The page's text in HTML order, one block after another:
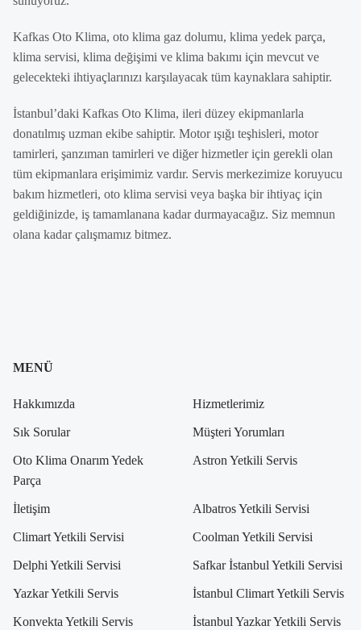
Kafkas Oto Klima, oto klima gaz dolumu, klima yedek parça,
klima servisi, klima değişimi ve klima bakımı için mevcut ve
gelecekteki ihtiyaçlarınızı karşılayacak tüm kaynaklara sahiptir.
İstanbul’daki Kafkas Oto Klima, ileri düzey ekipmanlarla
donatılmış uzman ekibe sahiptir. Motor ışığı teşhisleri, motor
tamirleri, şanzıman tamirleri ve diğer hizmetler için gerekli olan
tüm ekipmanlara erişimimiz vardır. Servis merkezimize koruyucu
bakım hizmetleri, oto klima servisi veya başka bir ihtiyaç için
geldiğinizde, iş tamamlanana kadar durmayacağız. Siz memnun
olana kadar çalışmamız bitmez.
MENÜ
Hakkımızda Hizmetlerimiz
Sık Sorular Müşteri Yorumları
Oto Klima Onarım Yedek
Parça
Astron Yetkili Servis
İletişim Albatros Yetkili Servisi
Climart Yetkili Servisi Coolman Yetkili Servisi
Delphi Yetkili Servisi Safkar İstanbul Yetkili Servisi
Yazkar Yetkili Servis İstanbul Climart Yetkili Servis
Konvekta Yetkili Servis İstanbul Yazkar Yetkili Servis